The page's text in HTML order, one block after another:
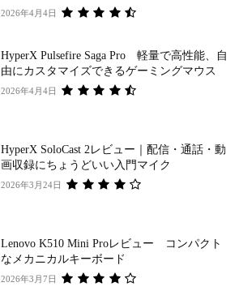
2026年4月4日
HyperX Pulsefire Saga Pro 軽量で高性能、自
由にカスタマイズできるゲーミングマウス
2026年4月4日
HyperX SoloCast 2レビュー｜配信・通話・動
画収録にちょうどいい入門マイク
2026年3月24日
Lenovo K510 Mini Proレビュー コンパクト
なメカニカルキーボード
2026年3月7日